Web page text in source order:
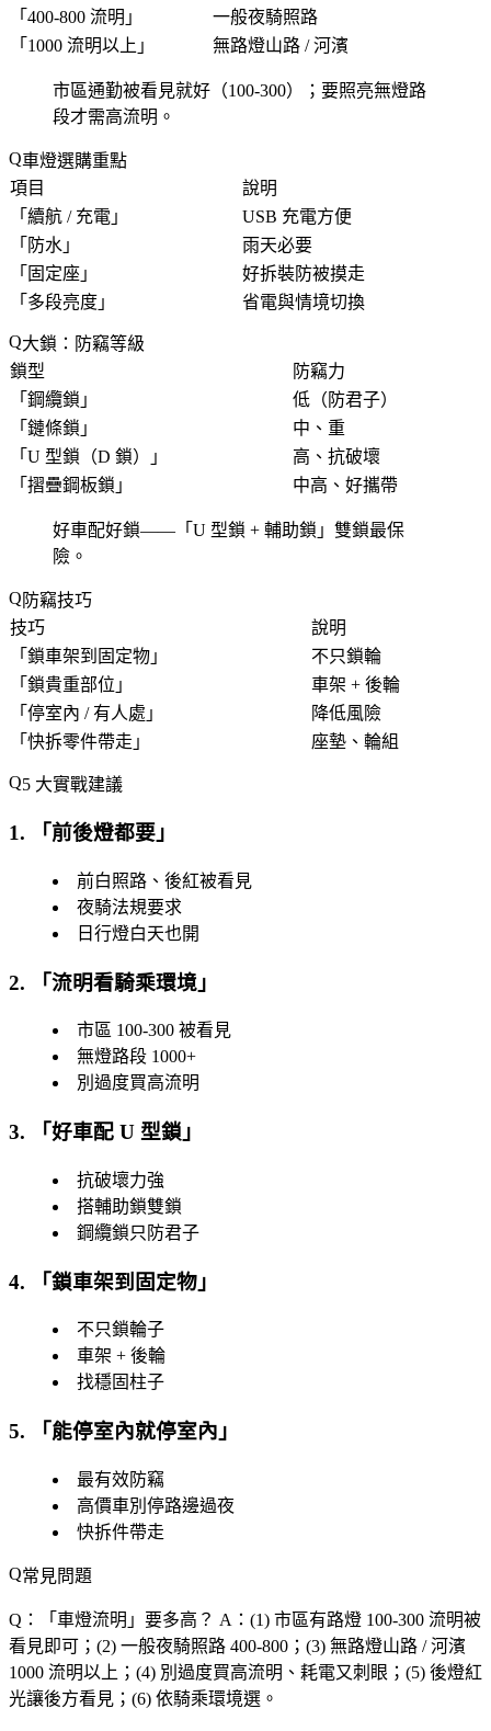
「 400-800 流明 」
一般夜騎照路
「 1000 流明以上 」 無路燈山路 / 河濱
市區通勤被看見就好（100-300）；要照亮無燈路
段才需高流明。
車燈選購重點
項目
說明
「 續航 / 充電 」
USB 充電方便
「 防水 」
雨天必要
「 固定座 」
好拆裝防被摸走
「 多段亮度 」 省電與情境切換
大鎖：防竊等級
鎖型
防竊力
「 鋼纜鎖 」
低（防君子）
「 鏈條鎖 」
中、重
「 U 型鎖（D 鎖） 」
高、抗破壞
「 摺疊鋼板鎖 」 中高、好攜帶
好車配好鎖——「 U 型鎖 + 輔助鎖 」雙鎖最保
險。
防竊技巧
技巧
說明
「 鎖車架到固定物 」
不只鎖輪
「 鎖貴重部位 」
車架 + 後輪
「 停室內 / 有人處 」
降低風險
「 快拆零件帶走 」 座墊、輪組
5 大實戰建議
1. 「 前後燈都要 」
前白照路、後紅被看見
夜騎法規要求
日行燈白天也開
2. 「流明看騎乘環境 」
市區 100-300 被看見
無燈路段 1000+
別過度買高流明
3. 「好車配 U 型鎖 」
抗破壞力強
搭輔助鎖雙鎖
鋼纜鎖只防君子
4. 「鎖車架到固定物 」
不只鎖輪子
車架 + 後輪
找穩固柱子
5. 「 能停室內就停室內 」
最有效防竊
高價車別停路邊過夜
快拆件帶走
常見問題
Q：「 車燈流明 」要多高？ A：(1) 市區有路燈 100-300 流明被
看見即可；(2) 一般夜騎照路 400-800；(3) 無路燈山路 / 河濱
1000 流明以上；(4) 別過度買高流明、耗電又刺眼；(5) 後燈紅
光讓後方看見；(6) 依騎乘環境選。